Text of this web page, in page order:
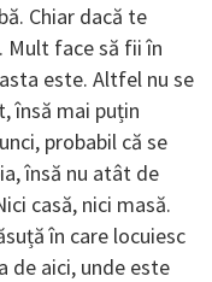
Chiar dacă te
Mult face să fii în
este. Altfel nu se
însă mai puțin
probabil că se
însă nu atât de
casă, nici masă.
în care locuiesc
de aici, unde este